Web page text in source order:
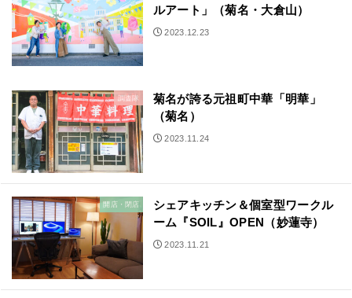
ルアート」（菊名・大倉山）
2023.12.23
調査隊
菊名が誇る元祖町中華「明華」
（菊名）
2023.11.24
開店・閉店
シェアキッチン＆個室型ワークル
ーム『SOIL』OPEN（妙蓮寺）
2023.11.21